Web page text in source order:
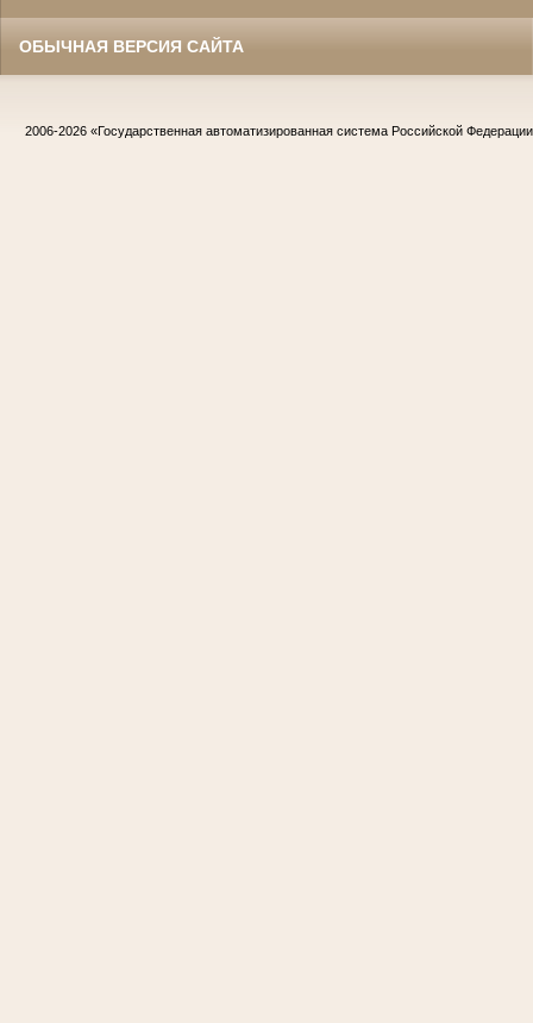
ОБЫЧНАЯ ВЕРСИЯ САЙТА
2006-2026 «Государственная автоматизированная система Российской